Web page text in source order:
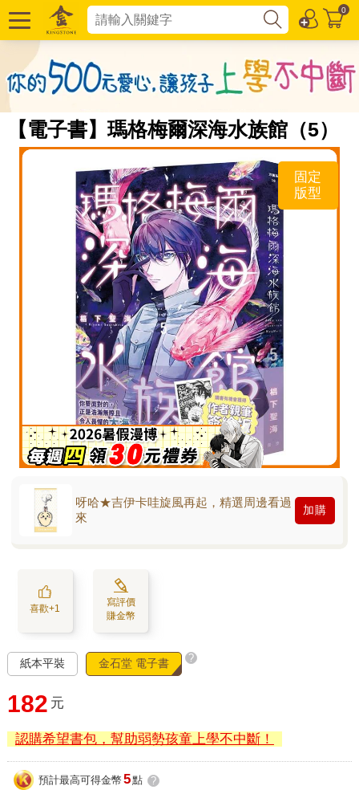
0
【電子書】瑪格梅爾深海水族館（5）
固定
版型
呀哈★吉伊卡哇旋風再起，精選周邊看過
來
加購
喜歡+1
寫評價
賺金幣
紙本平裝 金石堂 電子書 ?
182 元
認購希望書包，幫助弱勢孩童上學不中斷！
預計最高可得金幣 5點 ?